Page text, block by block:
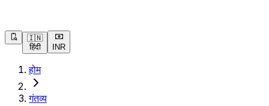
🇮🇳
हिंदी
INR
होम
गंतव्य